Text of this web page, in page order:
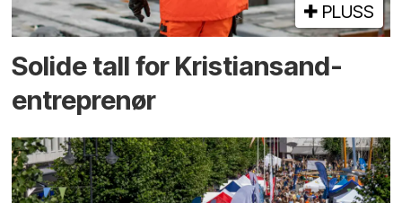
PLUSS
Solide tall for Kristiansand-
entreprenør